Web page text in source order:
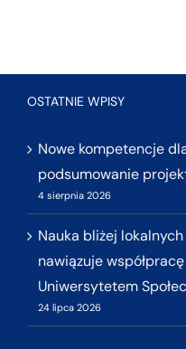
OSTATNIE WPISY
Nowe kompetencje
podsumowanie
4 sierpnia 2026
Nauka bliżej
nawiązuje
Uniwersytetem
24 lipca 2026